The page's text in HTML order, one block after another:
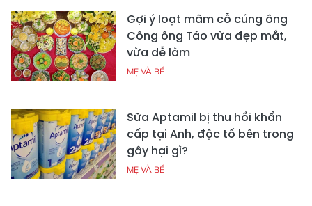
Gợi ý loạt mâm cỗ cúng ông
Công ông Táo vừa đẹp mắt,
vừa dễ làm
MẸ VÀ BÉ
Sữa Aptamil bị thu hồi khẩn
cấp tại Anh, độc tố bên trong
gây hại gì?
MẸ VÀ BÉ